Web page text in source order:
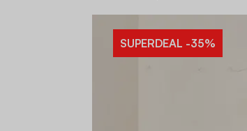
SUPERDEAL -35%